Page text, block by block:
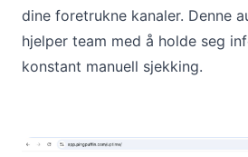
dine foretrukne kanaler. Denne
hjelper team med å holde seg
konstant manuell sjekking.